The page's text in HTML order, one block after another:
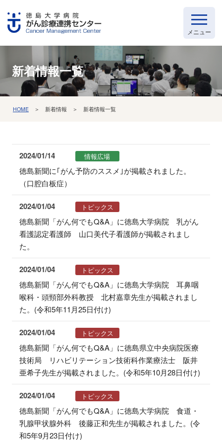
新着情報一覧
HOME＞ 新着情報 ＞ 新着情報一覧
2024/01/14 情報広場
徳島新聞に｢がん予防のススメ｣が掲載されました。
（口腔白板症）
2024/01/04 トピックス
徳島新聞「がん何でもQ&A」に徳島大学病院 乳がん
看護認定看護師 山口美代子看護師が掲載されまし
た。
2024/01/04 トピックス
徳島新聞「がん何でもQ&A」に徳島大学病院 耳鼻咽
喉科・頭頸部外科教授 北村嘉章先生が掲載されまし
た。(令和5年11月25日付け)
2024/01/04 トピックス
徳島新聞「がん何でもQ&A」に徳島県立中央病院医療
技術局 リハビリテーション技術科作業療法士 阪井
亜希子先生が掲載されました。(令和5年10月28日付け)
2024/01/04 トピックス
徳島新聞「がん何でもQ&A」に徳島大学病院 食道・
乳腺甲状腺外科 後藤正和先生が掲載されました。(令
和5年9月23日付け)